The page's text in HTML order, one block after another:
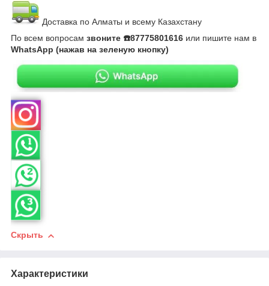
Доставка по Алматы и всему Казахстану
По всем вопросам звоните ☎️87775801616 или пишите нам в
WhatsApp (нажав на зеленую кнопку)
Скрыть
Характеристики